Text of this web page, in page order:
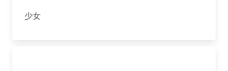
少女